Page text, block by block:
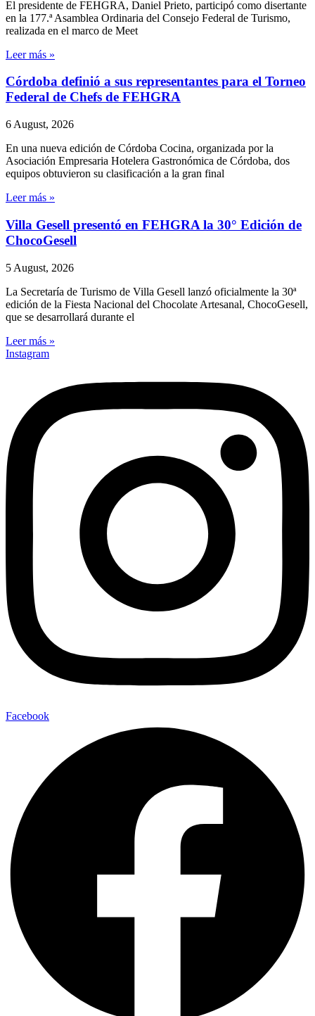
El presidente de FEHGRA, Daniel Prieto, participó como disertante
en la 177.ª Asamblea Ordinaria del Consejo Federal de Turismo,
realizada en el marco de Meet
Leer más »
Córdoba definió a sus representantes para el Torneo
Federal de Chefs de FEHGRA
6 August, 2026
En una nueva edición de Córdoba Cocina, organizada por la
Asociación Empresaria Hotelera Gastronómica de Córdoba, dos
equipos obtuvieron su clasificación a la gran final
Leer más »
Villa Gesell presentó en FEHGRA la 30° Edición de
ChocoGesell
5 August, 2026
La Secretaría de Turismo de Villa Gesell lanzó oficialmente la 30ª
edición de la Fiesta Nacional del Chocolate Artesanal, ChocoGesell,
que se desarrollará durante el
Leer más »
Instagram
Facebook